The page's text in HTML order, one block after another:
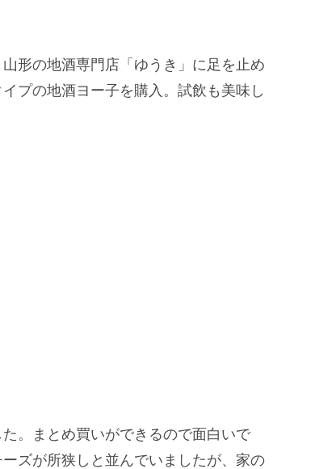
形の地酒専門店「ゆうき」に足を止め
プの地酒ヨー子を購入。試飲も美味し
。まとめ買いができるので面白いで
ズが所狭しと並んでいましたが、家の